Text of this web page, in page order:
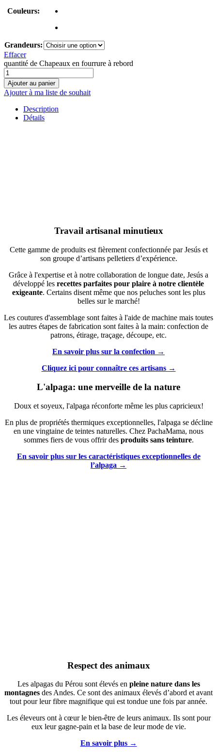
Couleurs:
Grandeurs:
Effacer
quantité de Chapeaux en fourrure à rebord
Ajouter au panier
Ajouter à ma liste de souhait
Description
Détails
Travail artisanal minutieux
Cette gamme de produits est fièrement confectionnée par Jesús et
son groupe d’artisans pelletiers d’expérience.
Grâce à l'expertise et à notre collaboration de longue date, Jesús a
développé les recettes parfaites pour plaire à notre clientèle
exigeante. Certains disent même que nos peluches sont les plus
belles sur le marché!
Les coutures d'assemblage sont faites à l'aide de machine mais toutes
les autres étapes de fabrication sont faites à la main: confection de
patrons, étirage, traçage, découpe, etc.
En savoir plus sur la confection →
Cliquez ici pour connaître ces artisans →
L'alpaga: une merveille de la nature
Doux et soyeux, l'alpaga réconforte même les plus capricieux!
En plus de propriétés thermiques exceptionnelles, l'alpaga se décline
en une vingtaine de teintes naturelles. Chez PachaMama, nous
sommes fiers de vous offrir des produits sans teinture.
En savoir plus sur les caractéristiques exceptionnelles de
l’alpaga →
Respect des animaux
Les alpagas du Pérou sont élevés en pleine nature dans les
montagnes des Andes. Ce sont des animaux élevés d’abord et avant
tout pour leur fibre magnifique qui est tondue une fois par année.
Les éleveurs ont à cœur le bien-être de leurs animaux. Ils sont pour
eux leur gagne-pain et la base de leur mode de vie.
En savoir plus →